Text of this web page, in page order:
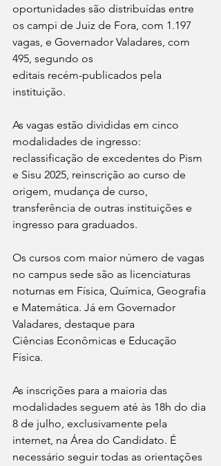
oportunidades são distribuídas entre
os campi de Juiz de Fora, com 1.197
vagas, e Governador Valadares, com
495, segundo os
editais recém-publicados pela
instituição.
As vagas estão divididas em cinco
modalidades de ingresso:
reclassificação de excedentes do Pism
e Sisu 2025, reinscrição ao curso de
origem, mudança de curso,
transferência de outras instituições e
ingresso para graduados.
Os cursos com maior número de vagas
no campus sede são as licenciaturas
noturnas em Física, Química, Geografia
e Matemática. Já em Governador
Valadares, destaque para
Ciências Econômicas e Educação
Física.
As inscrições para a maioria das
modalidades seguem até às 18h do dia
8 de julho, exclusivamente pela
internet, na Área do Candidato. É
necessário seguir todas as orientações